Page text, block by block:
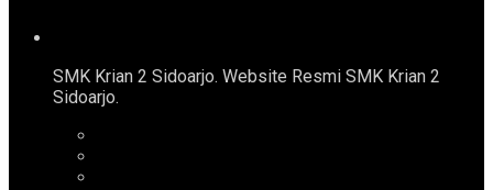
SMK Krian 2 Sidoarjo. Website Resmi SMK Krian 2
Sidoarjo.